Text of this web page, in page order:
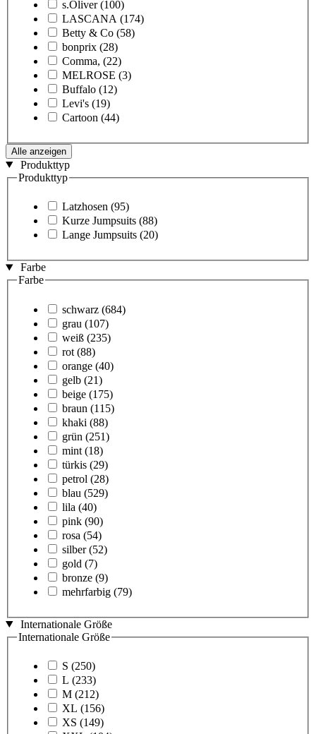
s.Oliver (100)
LASCANA (174)
Betty & Co (58)
bonprix (28)
Comma, (22)
MELROSE (3)
Buffalo (12)
Levi's (19)
Cartoon (44)
Alle anzeigen
Produkttyp
Produkttyp
Latzhosen (95)
Kurze Jumpsuits (88)
Lange Jumpsuits (20)
Farbe
Farbe
schwarz (684)
grau (107)
weiß (235)
rot (88)
orange (40)
gelb (21)
beige (175)
braun (115)
khaki (88)
grün (251)
mint (18)
türkis (29)
petrol (28)
blau (529)
lila (40)
pink (90)
rosa (54)
silber (52)
gold (7)
bronze (9)
mehrfarbig (79)
Internationale Größe
Internationale Größe
S (250)
L (233)
M (212)
XL (156)
XS (149)